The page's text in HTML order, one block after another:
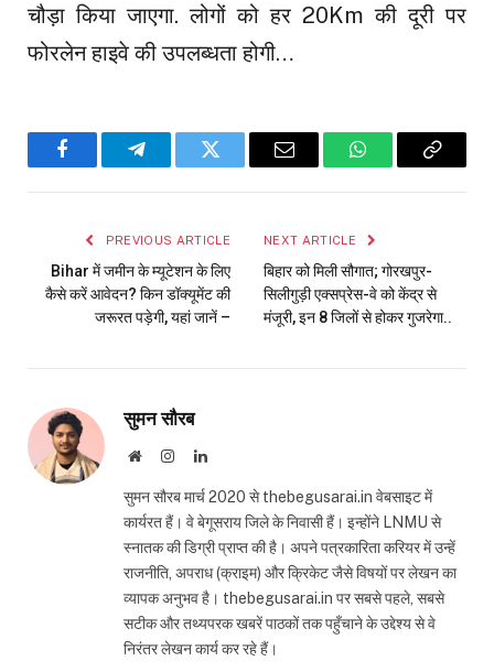
चौड़ा किया जाएगा. लोगों को हर 20Km की दूरी पर
फोरलेन हाइवे की उपलब्धता होगी…
FacebookTelegramTwitter Email WhatsAppCopy
PREVIOUS ARTICLE
Bihar में जमीन के म्यूटेशन के लिए
कैसे करें आवेदन? किन डॉक्यूमेंट की
जरूरत पड़ेगी, यहां जानें –
NEXT ARTICLE
बिहार को मिली सौगात; गोरखपुर-
सिलीगुड़ी एक्सप्रेस-वे को केंद्र से
मंजूरी, इन 8 जिलों से होकर गुजरेगा..
सुमन सौरब
WebsiteInstagramLinkedIn
सुमन सौरब मार्च 2020 से thebegusarai.in वेबसाइट में
कार्यरत हैं। वे बेगूसराय जिले के निवासी हैं। इन्होंने LNMU से
स्नातक की डिग्री प्राप्त की है। अपने पत्रकारिता करियर में उन्हें
राजनीति, अपराध (क्राइम) और क्रिकेट जैसे विषयों पर लेखन का
व्यापक अनुभव है। thebegusarai.in पर सबसे पहले, सबसे
सटीक और तथ्यपरक खबरें पाठकों तक पहुँचाने के उद्देश्य से वे
निरंतर लेखन कार्य कर रहे हैं।